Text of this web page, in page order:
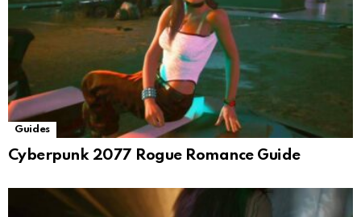
Guides
Cyberpunk 2077 Rogue Romance Guide